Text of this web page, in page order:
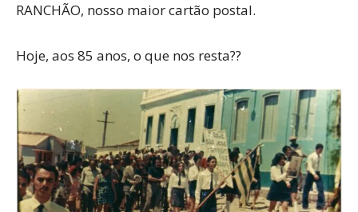
RANCHÃO, nosso maior cartão postal.
Hoje, aos 85 anos, o que nos resta??